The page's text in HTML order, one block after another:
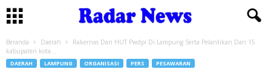
Beranda Daerah
Rakernas Dan HUT Pwdpi Di Lampung Serta Pelantikan Dari 15
kabupaten kota...
DAERAH LAMPUNG ORGANISASI PERS PESAWARAN